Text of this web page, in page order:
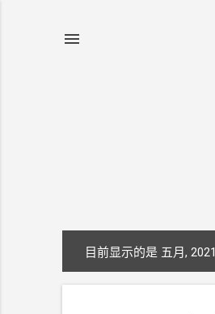
文
目前显示的是 五月, 2021